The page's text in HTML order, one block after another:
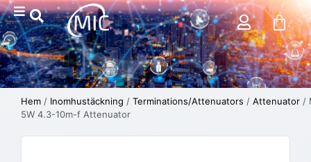
Hem / Inomhustäckning / Terminations/Attenuators / Attenuator /
5W 4.3-10m-f Attenuator